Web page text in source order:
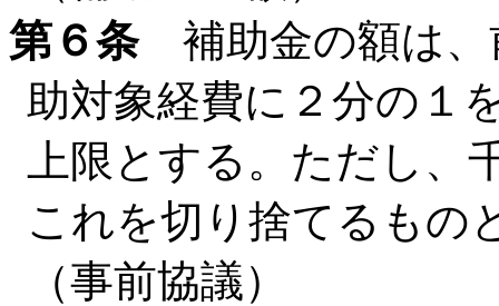
第６条補助金の額は、
助対象経費に２分の１
上限とする。ただし、
これを切り捨てるもの
（事前協議）